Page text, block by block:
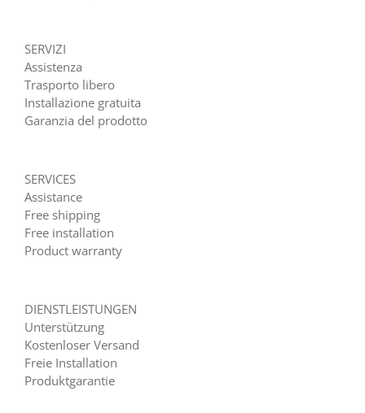
SERVIZI
Assistenza
Trasporto libero
Installazione gratuita
Garanzia del prodotto
SERVICES
Assistance
Free shipping
Free installation
Product warranty
DIENSTLEISTUNGEN
Unterstützung
Kostenloser Versand
Freie Installation
Produktgarantie